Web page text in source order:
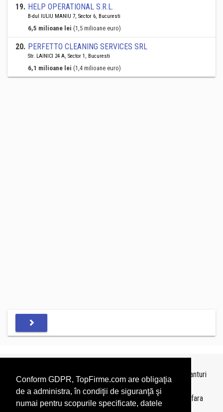
Conform GDPR, TopFirme.com are obligaţia
de a administra, în condiţii de siguranţă şi
numai pentru scopurile specificate, datele
19. HELP OPERATIONAL S.R.L.
B-dul IULIU MANIU 7, Sector 6, Bucuresti
6,5 milioane lei (1,5 milioane euro)
20. PERFETTO CLEANING SERVICES SRL
Str. LAINICI 24 A, Sector 1, Bucuresti
6,1 milioane lei (1,4 milioane euro)
Topurile sunt realizate deTopFirme
pe baza ultimelor bilanturi
depuse si au scop informativ.
Este interzisa folosirea topurilor fara acordul TopFirme si fara